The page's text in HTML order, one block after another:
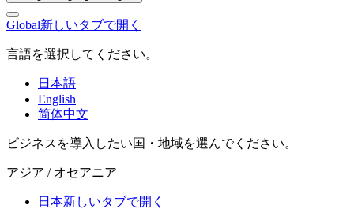
Global新しいタブで開く
言語を選択してください。
日本語
English
简体中文
ビジネスを導入したい国・地域を選んでください。
アジア / オセアニア
日本新しいタブで開く